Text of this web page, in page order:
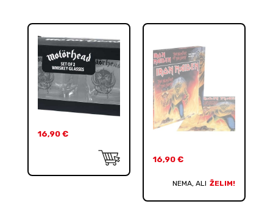
16,90 €
16,90 €
NEMA, ALI ŽELIM!